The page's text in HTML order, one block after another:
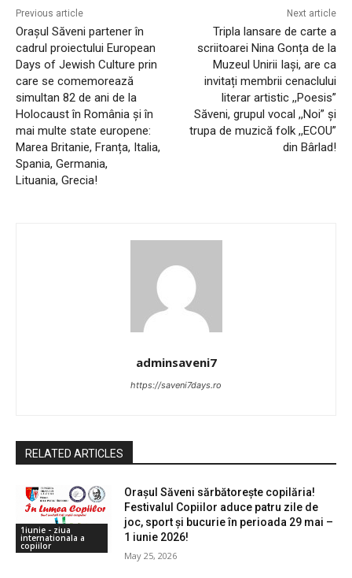
Previous article
Orașul Săveni partener în
cadrul proiectului European
Days of Jewish Culture prin
care se comemorează
simultan 82 de ani de la
Holocaust în România și în
mai multe state europene:
Marea Britanie, Franța, Italia,
Spania, Germania,
Lituania, Grecia!
Next article
Tripla lansare de carte a
scriitoarei Nina Gonța de la
Muzeul Unirii Iași, are ca
invitați membrii cenaclului
literar artistic ,,Poesis”
Săveni, grupul vocal ,,Noi” și
trupa de muzică folk ,,ECOU”
din Bârlad!
adminsaveni7
https://saveni7days.ro
RELATED ARTICLES
1iunie - ziua
internationala a
copiilor
Orașul Săveni sărbătorește copilăria!
Festivalul Copiilor aduce patru zile de
joc, sport și bucurie în perioada 29 mai –
1 iunie 2026!
May 25, 2026